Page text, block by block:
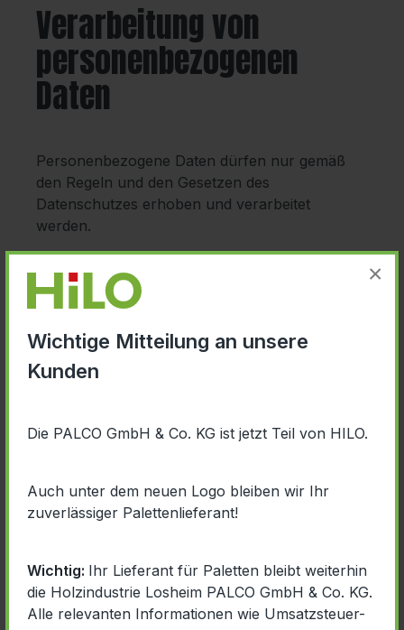
Wichtige Mitteilung an unsere
Kunden
Die PALCO GmbH & Co. KG ist jetzt Teil von HILO.
Auch unter dem neuen Logo bleiben wir Ihr
zuverlässiger Palettenlieferant!
Wichtig: Ihr Lieferant für Paletten bleibt weiterhin
die Holzindustrie Losheim PALCO GmbH & Co. KG.
Alle relevanten Informationen wie Umsatzsteuer-
×
Verarbeitung von
personenbezogenen
Daten
Personenbezogene Daten dürfen nur gemäß
den Regeln und den Gesetzen des
Datenschutzes erhoben und verarbeitet
werden.
In bestimmten Fällen, speziell wenn der
Benutzer auf der Website ein Formular ausfüllt
persönliche Daten auf dem Server gespeichert
werden. Der Herausgeber verarbeitet die vom
zur weiteren Kommunikation, die aus einer
Loggingzwecken und/oder zur statistischen
Auswertung auf dem Server gespeichert. In
diesem Falle beträgt die Speicherdauer maximal